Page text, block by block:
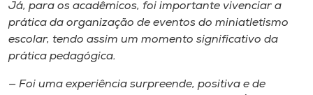
Já, para os acadêmicos, foi importante vivenciar a
prática da organização de eventos do miniatletismo
escolar, tendo assim um momento significativo da
prática pedagógica.
— Foi uma experiência surpreende, positiva e de